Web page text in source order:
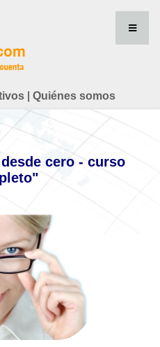
Quiénes somos
cero - curso